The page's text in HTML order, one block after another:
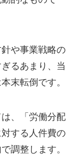
や事業戦略の
るあまり、当
末転倒です。
、「労働分配
する人件費の
調整します。